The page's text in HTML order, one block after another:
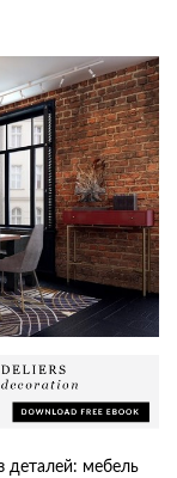
деталей: мебель